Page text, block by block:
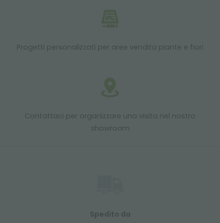
Progetti personalizzati per aree vendita piante e fiori
Contattaci per organizzare una visita nel nostro
showroom
Spedito da